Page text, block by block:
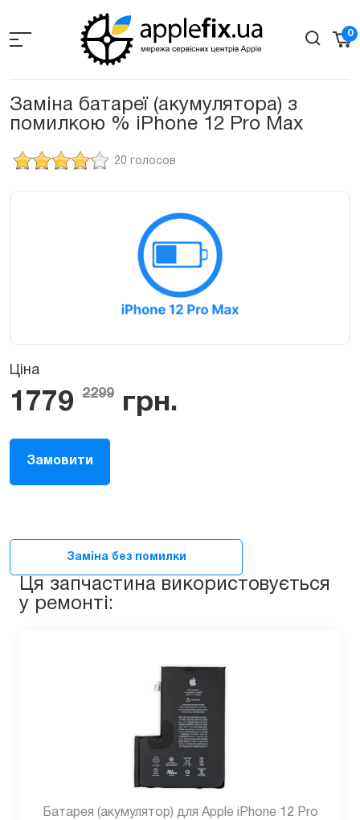
the
0
Заміна батареї (акумулятора) з
помилкою % iPhone 12 Pro Max
20 голосов
Ціна
1779 2299 грн.
Замовити
Заміна без помилки
Ця запчастина використовується
у ремонті:
Батарея (акумулятор) для Apple iPhone 12 Pro